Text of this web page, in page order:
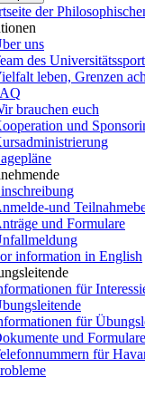
der
uns
des
leben, Grenzen
brauchen euch
und
und
und Formulare
information in English
für
für
und Formulare
für